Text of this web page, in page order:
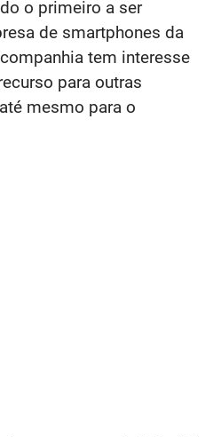
o primeiro a ser
de smartphones da
tem interesse
para outras
mesmo para o